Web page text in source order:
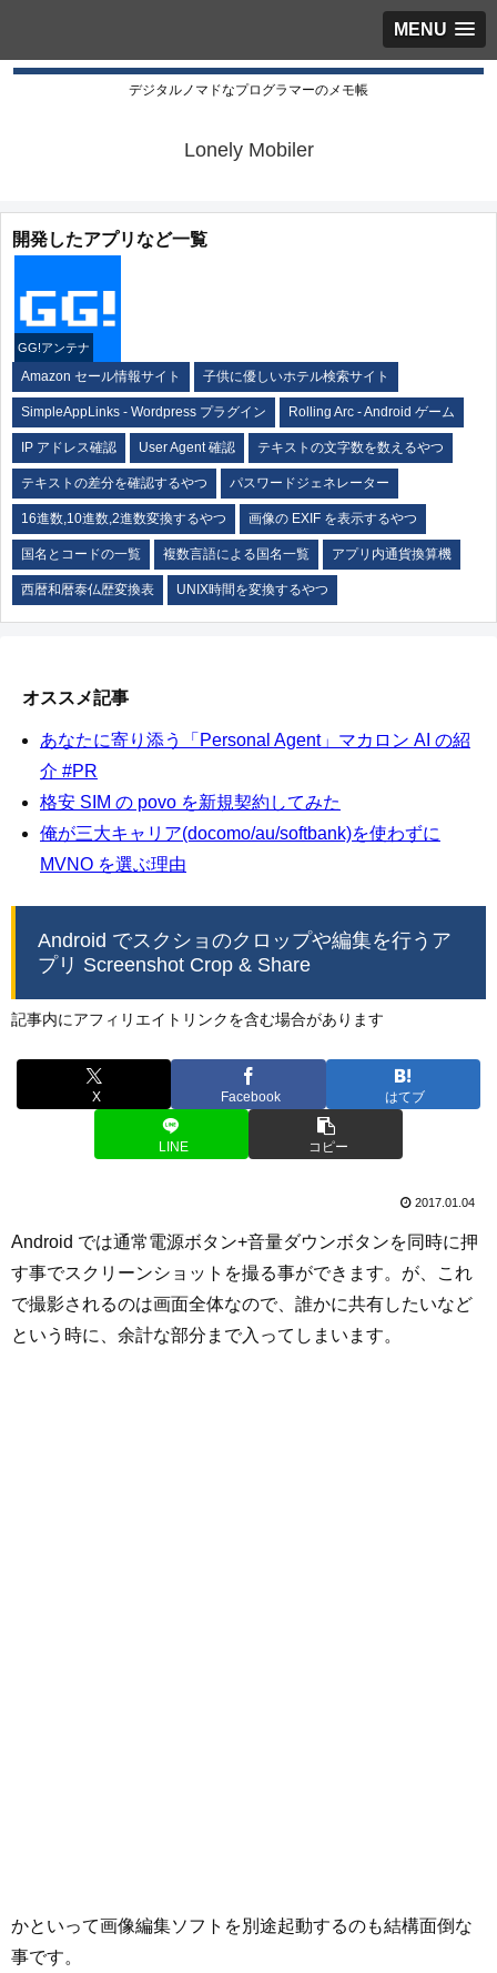
MENU
デジタルノマドなプログラマーのメモ帳
Lonely Mobiler
開発したアプリなど一覧
GG!アンテナ
Amazon セール情報サイト 子供に優しいホテル検索サイト
SimpleAppLinks - Wordpress プラグイン Rolling Arc - Android ゲーム
IP アドレス確認 User Agent 確認 テキストの文字数を数えるやつ
テキストの差分を確認するやつ パスワードジェネレーター
16進数,10進数,2進数変換するやつ 画像の EXIF を表示するやつ
国名とコードの一覧 複数言語による国名一覧 アプリ内通貨換算機
西暦和暦泰仏歴変換表 UNIX時間を変換するやつ
オススメ記事
あなたに寄り添う「Personal Agent」マカロン AI の紹
介 #PR
格安 SIM の povo を新規契約してみた
俺が三大キャリア(docomo/au/softbank)を使わずに
MVNO を選ぶ理由
Android でスクショのクロップや編集を行うア
プリ Screenshot Crop & Share
記事内にアフィリエイトリンクを含む場合があります
X Facebook はてブ
LINE コピー
2017.01.04
Android では通常電源ボタン+音量ダウンボタンを同時に押
す事でスクリーンショットを撮る事ができます。が、これ
で撮影されるのは画面全体なので、誰かに共有したいなど
という時に、余計な部分まで入ってしまいます。
かといって画像編集ソフトを別途起動するのも結構面倒な
事です。